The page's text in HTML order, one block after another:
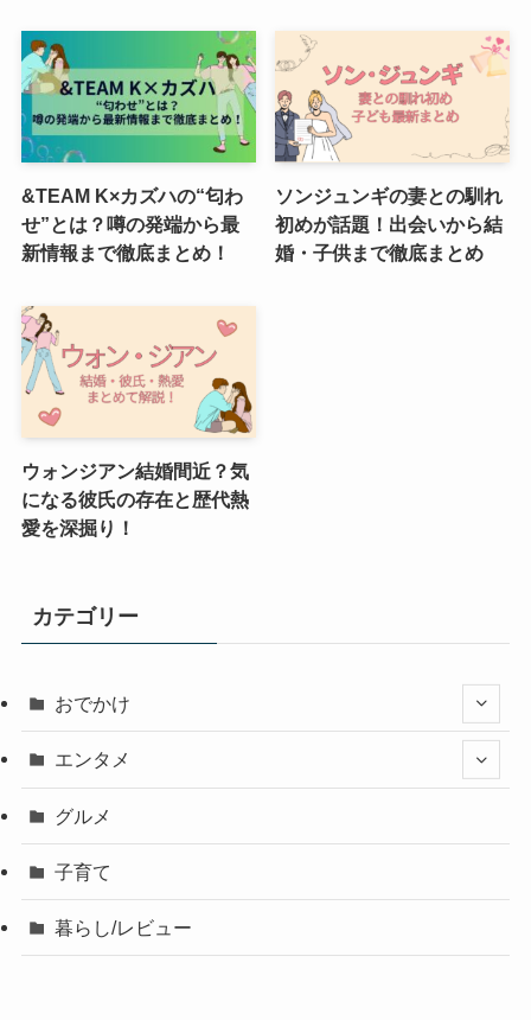
&TEAM K×カズハの“匂わ
せ”とは？噂の発端から最
新情報まで徹底まとめ！
ソンジュンギの妻との馴れ
初めが話題！出会いから結
婚・子供まで徹底まとめ
ウォンジアン結婚間近？気
になる彼氏の存在と歴代熱
愛を深掘り！
カテゴリー
おでかけ
エンタメ
グルメ
子育て
暮らし/レビュー